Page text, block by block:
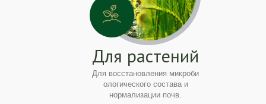
Для растений
Для восстановления микроби
ологического состава и
нормализации почв.